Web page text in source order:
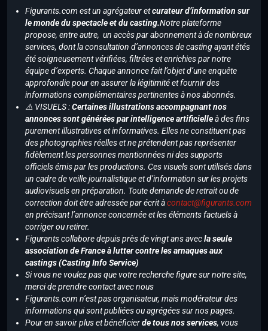
Figurants.com est un agrégateur etcurateur d’information sur
le monde du spectacle et du casting.Notre plateforme
propose, entre autre, un accès par abonnement à de nombreux
services, dont la consultation d’annonces de casting ayant étés
été soigneusement vérifiées, filtrées et enrichies par notre
équipe d’experts. Chaque annonce fait l’objet d’une enquête
approfondie pour en assurer la légitimité et fournir des
informations complémentaires pertinentes à nos abonnés.
⚠️ VISUELS :Certaines illustrations accompagnant nos
annonces sont générées par intelligence artificielleà des fins
purement illustratives et informatives. Elles ne constituent pas
des photographies réelles et ne prétendent pas représenter
fidèlement les personnes mentionnées ni des supports
officiels émis par les productions. Ces visuels sont utilisés dans
un cadre de veille journalistique et d’information sur les projets
audiovisuels en préparation. Toute demande de retrait ou de
correction doit être adressée par écrit àcontact@figurants.com
en précisant l’annonce concernée et les éléments factuels à
corriger ou retirer.
Figurants collabore depuis près de vingt ans avecla seule
association de France à lutter contre les arnaques aux
castings (Casting Info Service)
Si vous ne voulez pas que votre recherche figure sur notre site,
merci de prendre contact avec nous
Figurants.com n’est pas organisateur, mais modérateur des
informations qui sont publiées ou agrégées sur nos pages.
Pour en savoir plus et bénéficierde tous nos services, vous